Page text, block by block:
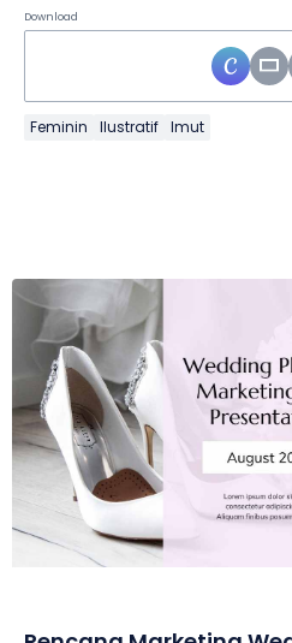
Download
Feminin Ilustratif Imut